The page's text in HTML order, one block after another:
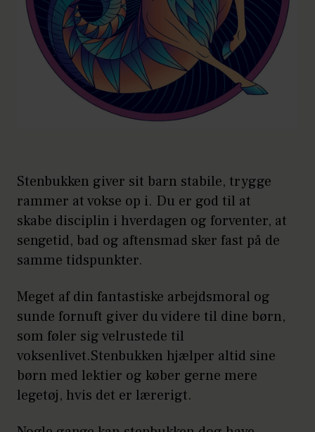
Stenbukken giver sit barn stabile, trygge
rammer at vokse op i. Du er god til at
skabe disciplin i hverdagen og forventer, at
sengetid, bad og aftensmad sker fast på de
samme tidspunkter.
Meget af din fantastiske arbejdsmoral og
sunde fornuft giver du videre til dine børn,
som føler sig velrustede til
voksenlivet.Stenbukken hjælper altid sine
børn med lektier og køber gerne mere
legetøj, hvis det er lærerigt.